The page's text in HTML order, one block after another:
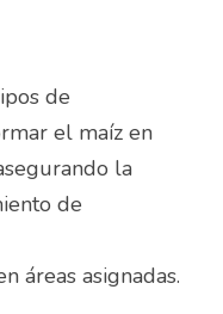
de
el maíz en
la
de
áreas asignadas.